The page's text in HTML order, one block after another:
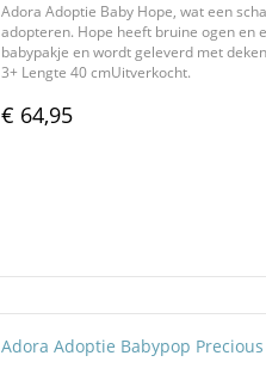
Adora Adoptie Baby Hope, wat een
adopteren. Hope heeft bruine ogen en
babypakje en wordt geleverd met
3+ Lengte 40 cmUitverkocht.
€ 64,95
Adora Adoptie Babypop